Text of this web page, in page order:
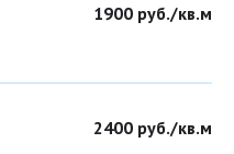
1900 руб./кв.м
2400 руб./кв.м